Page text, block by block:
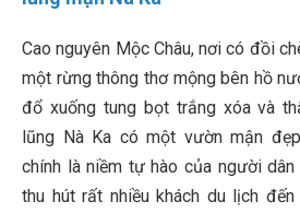
Cao nguyên Mộc Châu, nơi có đồi
một rừng thông thơ mộng bên hồ
đổ xuống tung bọt trắng xóa và
lũng Nà Ka có một vườn mận
chính là niềm tự hào của người
thu hút rất nhiều khách du lịch